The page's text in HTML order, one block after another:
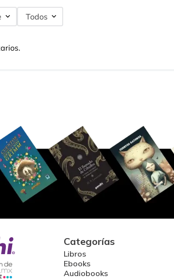
Todos
Categorías
Libros
Ebooks
Audiobooks